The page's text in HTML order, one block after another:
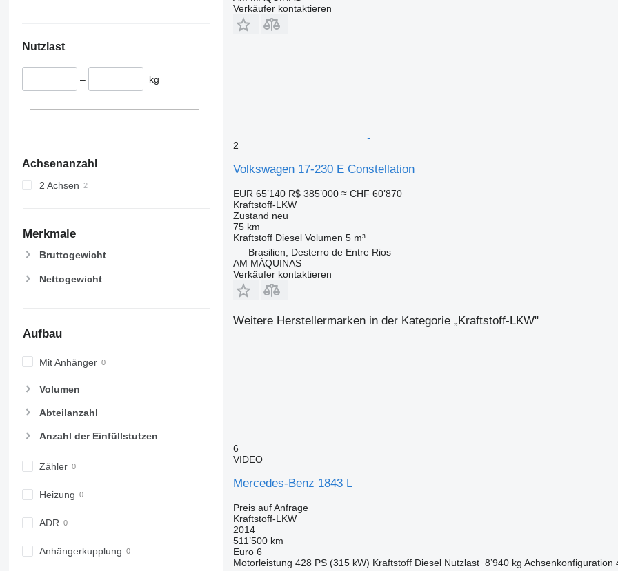
Nutzlast
– kg
Achsenanzahl
2 Achsen
Merkmale
Bruttogewicht
Nettogewicht
Aufbau
Mit Anhänger
Volumen
Abteilanzahl
Anzahl der Einfüllstutzen
Zähler
Heizung
ADR
Anhängerkupplung
Verkäufer kontaktieren
2
Volkswagen 17-230 E Constellation
EUR 65’140 R$ 385’000 ≈ CHF 60’870
Kraftstoff-LKW
Zustand neu
75 km
Kraftstoff Diesel Volumen 5 m³
Brasilien, Desterro de Entre Rios
AM MÁQUINAS
Verkäufer kontaktieren
Weitere Herstellermarken in der Kategorie „Kraftstoff-LKW"
6
VIDEO
Mercedes-Benz 1843 L
Preis auf Anfrage
Kraftstoff-LKW
2014
511’500 km
Euro 6
Motorleistung 428 PS (315 kW) Kraftstoff Diesel Nutzlast 8’940 kg Achsenkonfiguration